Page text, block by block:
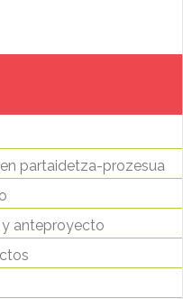
partaidetza-prozesua
y anteproyecto